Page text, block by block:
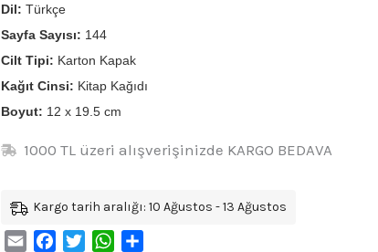
Dil: Türkçe
Sayfa Sayısı: 144
Cilt Tipi: Karton Kapak
Kağıt Cinsi: Kitap Kağıdı
Boyut: 12 x 19.5 cm
1000 TL üzeri alışverişinizde KARGO BEDAVA
Kargo tarih aralığı: 10 Ağustos - 13 Ağustos
Email FacebookTwitterWhatsApp